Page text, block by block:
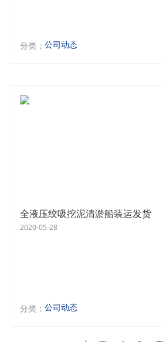
分类： 公司动态
全液压绞吸挖泥清淤船装运发货
2020-05-28
分类： 公司动态